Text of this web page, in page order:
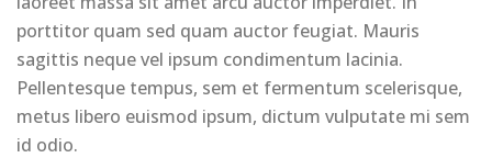
porttitor quam sed quam auctor feugiat. Mauris
sagittis neque vel ipsum condimentum lacinia.
Pellentesque tempus, sem et fermentum scelerisque,
metus libero euismod ipsum, dictum vulputate mi sem
id odio.